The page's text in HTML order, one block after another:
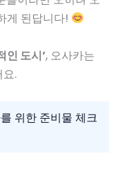
게 된답니다!
인 도시’, 오사카는
요.
위한 준비물 체크